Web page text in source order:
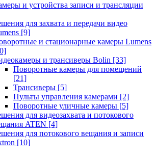
и устройства записи и трансляции
для захвата и передачи видео
[9]
и стационарные камеры Lumens
и трансиверы Bolin [33]
Поворотные камеры для помещений
[21]
Трансиверы [5]
Пульты управления камерами [2]
Поворотные уличные камеры [5]
для видеозахвата и потокового
ATEN [4]
для потокового вещания и записи
[10]